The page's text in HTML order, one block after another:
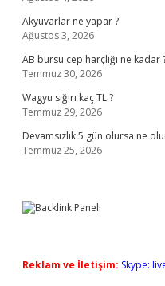
Akyuvarlar ne yapar ?
Ağustos 3, 2026
AB bursu cep harçlığı ne kadar
Temmuz 30, 2026
Wagyu sığırı kaç TL ?
Temmuz 29, 2026
Devamsızlık 5 gün olursa ne
Temmuz 25, 2026
Reklam ve İletişim: Skype: